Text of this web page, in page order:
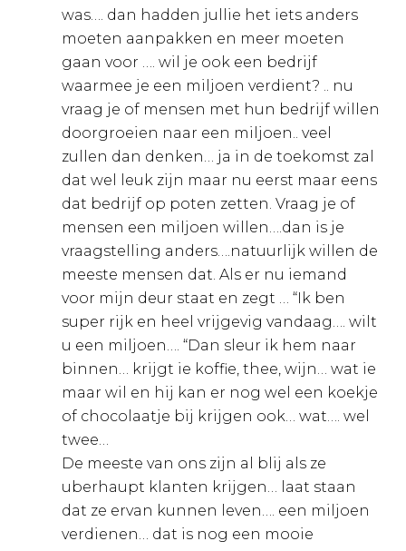
was…. dan hadden jullie het iets anders
moeten aanpakken en meer moeten
gaan voor …. wil je ook een bedrijf
waarmee je een miljoen verdient? .. nu
vraag je of mensen met hun bedrijf willen
doorgroeien naar een miljoen.. veel
zullen dan denken… ja in de toekomst zal
dat wel leuk zijn maar nu eerst maar eens
dat bedrijf op poten zetten. Vraag je of
mensen een miljoen willen….dan is je
vraagstelling anders….natuurlijk willen de
meeste mensen dat. Als er nu iemand
voor mijn deur staat en zegt … “Ik ben
super rijk en heel vrijgevig vandaag…. wilt
u een miljoen…. “Dan sleur ik hem naar
binnen… krijgt ie koffie, thee, wijn… wat ie
maar wil en hij kan er nog wel een koekje
of chocolaatje bij krijgen ook… wat…. wel
twee…
De meeste van ons zijn al blij als ze
uberhaupt klanten krijgen… laat staan
dat ze ervan kunnen leven…. een miljoen
verdienen… dat is nog een mooie